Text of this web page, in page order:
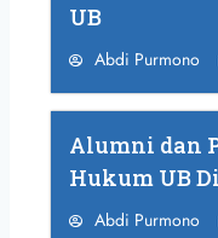
UB
Abdi Purmono
Alumni dan
Hukum UB
Abdi Purmono